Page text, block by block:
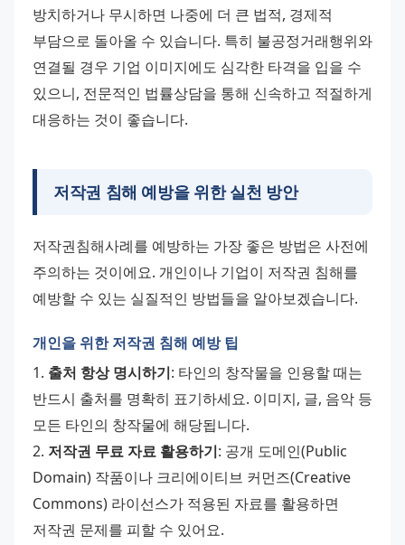
방치하거나 무시하면 나중에 더 큰 법적, 경제적
부담으로 돌아올 수 있습니다. 특히 불공정거래행위와
연결될 경우 기업 이미지에도 심각한 타격을 입을 수
있으니, 전문적인 법률상담을 통해 신속하고 적절하게
대응하는 것이 좋습니다.
저작권 침해 예방을 위한 실천 방안
저작권침해사례를 예방하는 가장 좋은 방법은 사전에
주의하는 것이에요. 개인이나 기업이 저작권 침해를
예방할 수 있는 실질적인 방법들을 알아보겠습니다.
개인을 위한 저작권 침해 예방 팁
1. 출처 항상 명시하기: 타인의 창작물을 인용할 때는
반드시 출처를 명확히 표기하세요. 이미지, 글, 음악 등
모든 타인의 창작물에 해당됩니다.
2. 저작권 무료 자료 활용하기: 공개 도메인(Public
Domain) 작품이나 크리에이티브 커먼즈(Creative
Commons) 라이선스가 적용된 자료를 활용하면
저작권 문제를 피할 수 있어요.